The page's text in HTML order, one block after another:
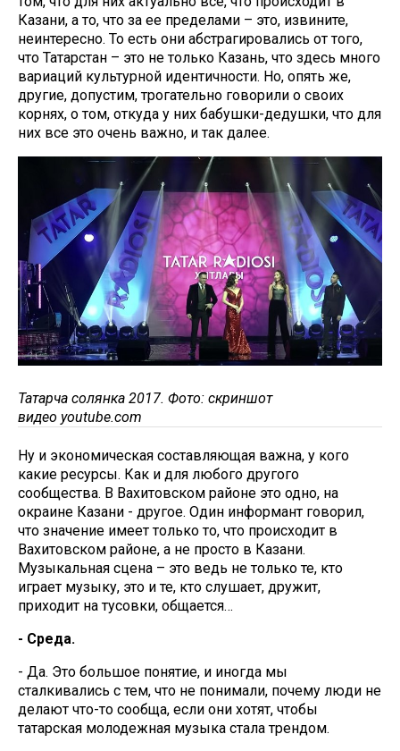
Казани, а то, что за ее пределами – это, извините,
неинтересно. То есть они абстрагировались от того,
что Татарстан – это не только Казань, что здесь много
вариаций культурной идентичности. Но, опять же,
другие, допустим, трогательно говорили о своих
корнях, о том, откуда у них бабушки-дедушки, что для
них все это очень важно, и так далее.
Татарча солянка 2017. Фото: скриншот
видео youtube.com
Ну и экономическая составляющая важна, у кого
какие ресурсы. Как и для любого другого
сообщества. В Вахитовском районе это одно, на
окраине Казани - другое. Один информант говорил,
что значение имеет только то, что происходит в
Вахитовском районе, а не просто в Казани.
Музыкальная сцена – это ведь не только те, кто
играет музыку, это и те, кто слушает, дружит,
приходит на тусовки, общается…
- Среда.
- Да. Это большое понятие, и иногда мы
сталкивались с тем, что не понимали, почему люди не
делают что-то сообща, если они хотят, чтобы
татарская молодежная музыка стала трендом.